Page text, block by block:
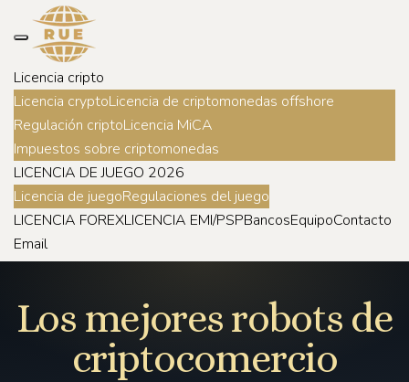
Licencia cripto
Licencia cryptoLicencia de criptomonedas offshore
Regulación criptoLicencia MiCA
Impuestos sobre criptomonedas
LICENCIA DE JUEGO 2026
Licencia de juegoRegulaciones del juego
LICENCIA FOREXLICENCIA EMI/PSPBancosEquipoContacto
Email
Los mejores robots de
criptocomercio